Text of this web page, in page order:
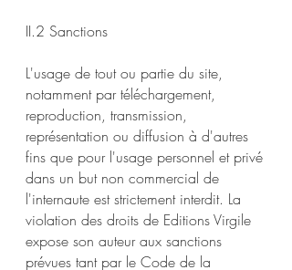
II.2 Sanctions
L'usage de tout ou partie du site,
notamment par téléchargement,
reproduction, transmission,
représentation ou diffusion à d'autres
fins que pour l'usage personnel et privé
dans un but non commercial de
l'internaute est strictement interdit. La
violation des droits de Editions Virgile
expose son auteur aux sanctions
prévues tant par le Code de la